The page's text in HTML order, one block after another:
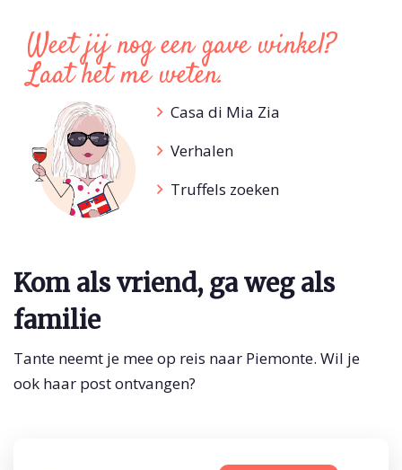
Weet jij nog een gave winkel?
Laat het me weten.
Casa di Mia Zia
Verhalen
Truffels zoeken
Kom als vriend, ga weg als
familie
Tante neemt je mee op reis naar Piemonte. Wil je
ook haar post ontvangen?